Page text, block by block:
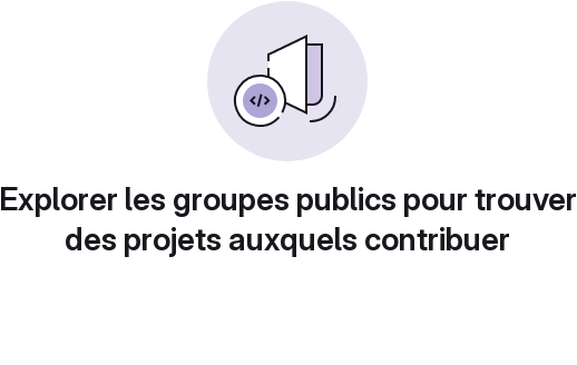
Explorer les groupes publics pour trouver
des projets auxquels contribuer